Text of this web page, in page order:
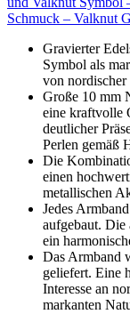
Schmuck – Valknut
Gravierter
Symbol als
von
Große 10 mm
eine kraftvolle
deutlicher
Perlen gemäß
Die
einen
metallischen
Jedes
aufgebaut. Die
ein
Das Armband
geliefert. Eine
Interesse an
markanten